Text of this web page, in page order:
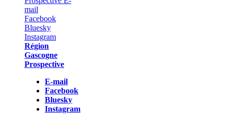
Région
Gascogne
Prospective
E-mail
Facebook
Bluesky
Instagram